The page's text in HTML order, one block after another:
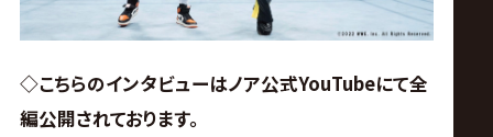
◇こちらのインタビューはノア公式YouTubeにて全
編公開されております。